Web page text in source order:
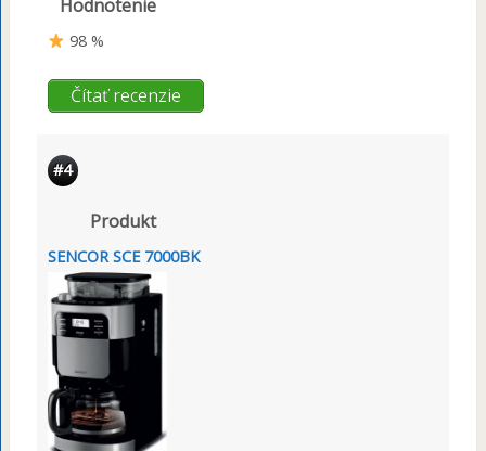
Hodnotenie
98 %
Čítať recenzie
#4
Produkt
SENCOR SCE 7000BK